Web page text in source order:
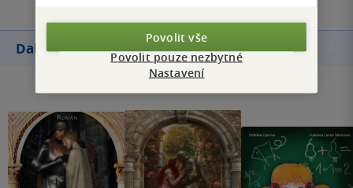
Další knihy autora
Povolit vše
Povolit pouze nezbytné
Nastavení